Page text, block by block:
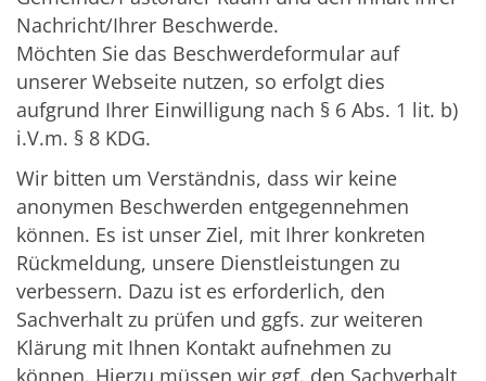
Nachricht/Ihrer Beschwerde.
Möchten Sie das Beschwerdeformular auf
unserer Webseite nutzen, so erfolgt dies
aufgrund Ihrer Einwilligung nach § 6 Abs. 1 lit. b)
i.V.m. § 8 KDG.
Wir bitten um Verständnis, dass wir keine
anonymen Beschwerden entgegennehmen
können. Es ist unser Ziel, mit Ihrer konkreten
Rückmeldung, unsere Dienstleistungen zu
verbessern. Dazu ist es erforderlich, den
Sachverhalt zu prüfen und ggfs. zur weiteren
Klärung mit Ihnen Kontakt aufnehmen zu